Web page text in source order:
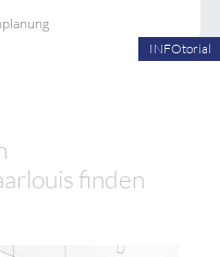
INFOtorial
finden